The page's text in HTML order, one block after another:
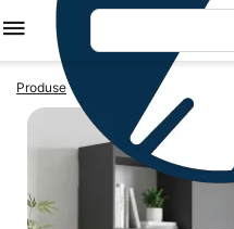
Produse Dormitoare colt